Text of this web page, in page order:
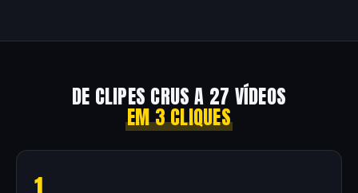
DE CLIPES CRUS A 27 VÍDEOS
EM 3 CLIQUES